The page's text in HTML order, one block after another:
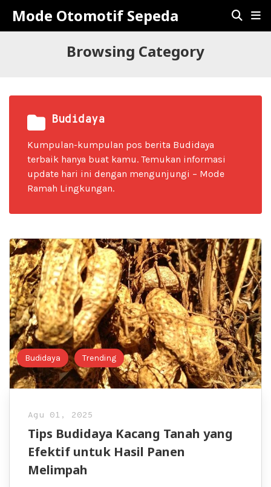
Mode Otomotif Sepeda
Browsing Category
Budidaya
Kumpulan-kumpulan pos berita Budidaya
terbaik hanya buat kamu. Temukan informasi
update hari ini dengan mengunjungi – Mode
Ramah Lingkungan.
Budidaya Trending
Agu 01, 2025
Tips Budidaya Kacang Tanah yang
Efektif untuk Hasil Panen
Melimpah